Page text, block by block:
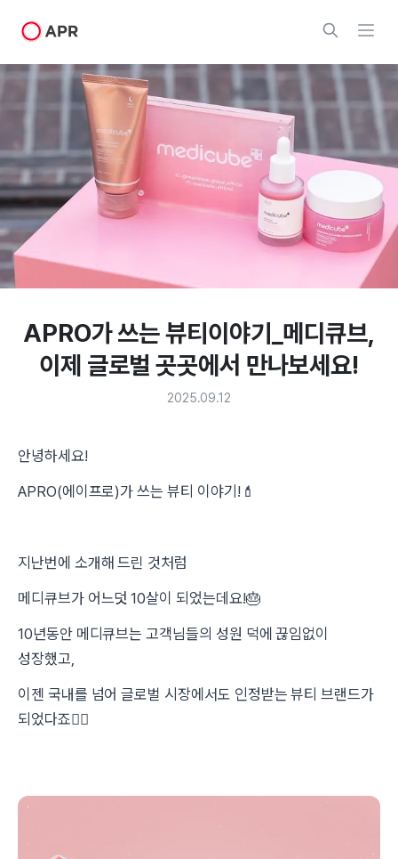
APRO가 쓰는 뷰티이야기_메디큐브,
이제 글로벌 곳곳에서 만나보세요!
2025.09.12
안녕하세요!
APRO(에이프로)가 쓰는 뷰티 이야기! 💄
지난번에 소개해 드린 것처럼
메디큐브가 어느덧 10살이 되었는데요!🎂
10년동안 메디큐브는 고객님들의 성원 덕에 끊임없이
성장했고,
이젠 국내를 넘어 글로벌 시장에서도 인정받는 뷰티 브랜드가
되었다죠🙇‍♀️